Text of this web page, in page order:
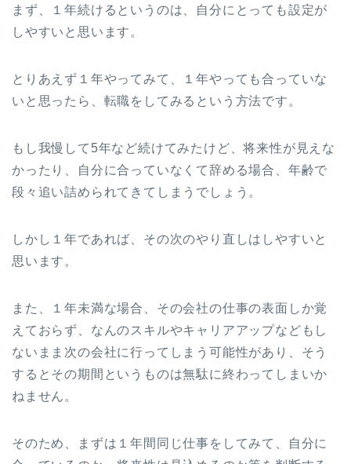
まず、１年続けるというのは、自分にとっても設定が
しやすいと思います。
とりあえず１年やってみて、１年やっても合っていな
いと思ったら、転職をしてみるという方法です。
もし我慢して5年など続けてみたけど、将来性が見えな
かったり、自分に合っていなくて辞める場合、年齢で
段々追い詰められてきてしまうでしょう。
しかし１年であれば、その次のやり直しはしやすいと
思います。
また、１年未満な場合、その会社の仕事の表面しか覚
えておらず、なんのスキルやキャリアアップなどもし
ないまま次の会社に行ってしまう可能性があり、そう
するとその期間というものは無駄に終わってしまいか
ねません。
そのため、まずは１年間同じ仕事をしてみて、自分に